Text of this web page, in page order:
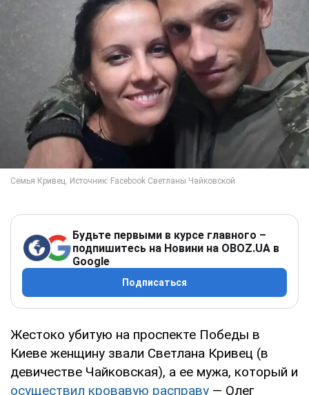
Будьте первыми в курсе главного –
подпишитесь на Новини на OBOZ.UA в
Google
Подписаться
Жестоко убитую на проспекте Победы в
Киеве женщину звали Светлана Кривец (в
девичестве Чайковская), а ее мужа, который и
осуществил кровавую расправу — Олег